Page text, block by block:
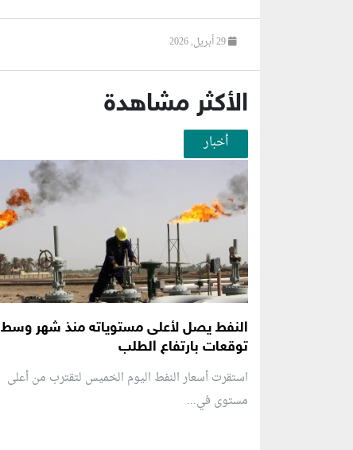
الأكثر مشاهدة
أخبار
النفط يصل لأعلى مستوياته منذ شهر وسط
توقعات بارتفاع الطلب
استقرت أسعار النفط اليوم الخميس لتقترب من أعلى
مستوى في...